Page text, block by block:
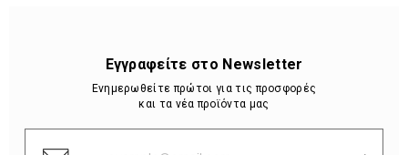
Εγγραφείτε στο Newsletter
Ενημερωθείτε πρώτοι για τις προσφορές
και τα νέα προϊόντα μας